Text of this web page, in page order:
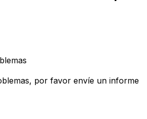
por favor envíe un informe